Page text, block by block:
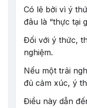
Có lẽ bởi vì ý
đâu là “thực tại
Đối với ý thức,
nghiệm.
Nếu một trải
đủ cảm xúc, ý
Điều này dẫn